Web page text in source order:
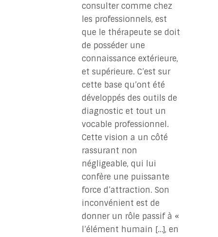
consulter comme chez
les professionnels, est
que le thérapeute se doit
de posséder une
connaissance extérieure,
et supérieure. C’est sur
cette base qu’ont été
développés des outils de
diagnostic et tout un
vocable professionnel.
Cette vision a un côté
rassurant non
négligeable, qui lui
confère une puissante
force d’attraction. Son
inconvénient est de
donner un rôle passif à «
l’élément humain […], en